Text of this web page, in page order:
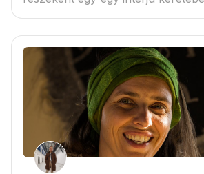
kapcsolódva kortárs alkotókat és
mutatok be a művészetek iránt
gyermekeknek. A Középkor
kapcsolódva beszélgettem
Zsuzsanna kézi szövő